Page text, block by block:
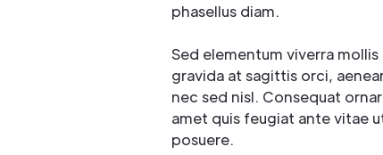
phasellus diam.
Sed elementum viverra
gravida at sagittis orci,
nec sed nisl. Consequat
amet quis feugiat ante vitae
posuere.